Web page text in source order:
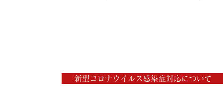
新型コロナウイルス感染症対応について